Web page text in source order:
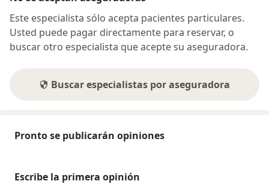
Este especialista sólo acepta pacientes particulares.
Usted puede pagar directamente para reservar, o
buscar otro especialista que acepte su aseguradora.
Buscar especialistas por aseguradora
Pronto se publicarán opiniones
Escribe la primera opinión